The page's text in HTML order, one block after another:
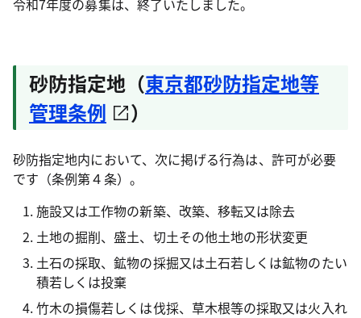
令和7年度の募集は、終了いたしました。
砂防指定地（東京都砂防指定地等
管理条例
）
砂防指定地内において、次に掲げる行為は、許可が必要
です（条例第４条）。
施設又は工作物の新築、改築、移転又は除去
土地の掘削、盛土、切土その他土地の形状変更
土石の採取、鉱物の採掘又は土石若しくは鉱物のたい
積若しくは投棄
竹木の損傷若しくは伐採、草木根等の採取又は火入れ